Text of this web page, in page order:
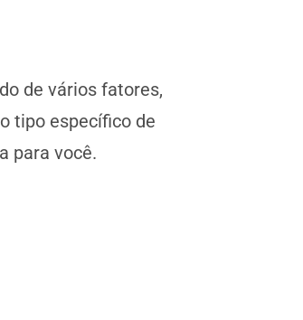
de vários fatores,
tipo específico de
para você.